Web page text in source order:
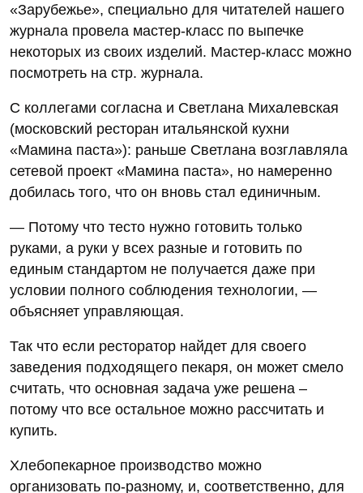
«Зарубежье», специально для читателей нашего
журнала провела мастер-класс по выпечке
некоторых из своих изделий. Мастер-класс можно
посмотреть на стр. журнала.
С коллегами согласна и Светлана Михалевская
(московский ресторан итальянской кухни
«Мамина паста»): раньше Светлана возглавляла
сетевой проект «Мамина паста», но намеренно
добилась того, что он вновь стал единичным.
— Потому что тесто нужно готовить только
руками, а руки у всех разные и готовить по
единым стандартом не получается даже при
условии полного соблюдения технологии, —
объясняет управляющая.
Так что если ресторатор найдет для своего
заведения подходящего пекаря, он может смело
считать, что основная задача уже решена –
потому что все остальное можно рассчитать и
купить.
Хлебопекарное производство можно
организовать по-разному, и, соответственно, для